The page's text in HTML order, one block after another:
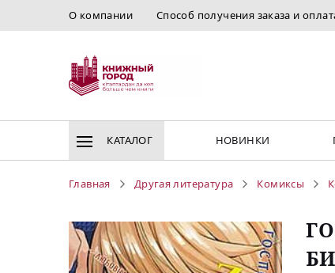
О компании Способ получения заказа и
КАТАЛОГ НОВИНКИ
Главная Другая литература Комиксы